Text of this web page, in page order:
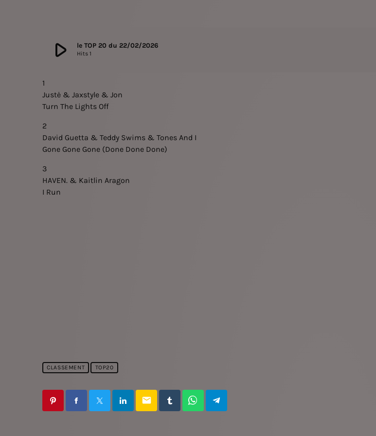
play_arrow le TOP 20 du 22/02/2026
Hits 1
1
Justė & Jaxstyle & Jon
Turn The Lights Off
2
David Guetta & Teddy Swims & Tones And I
Gone Gone Gone (Done Done Done)
3
HAVEN. & Kaitlin Aragon
I Run
CLASSEMENT TOP20
email